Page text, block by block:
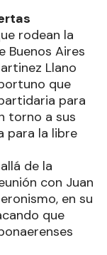
rodean la
Buenos Aires
Llano
que
para
torno a sus
para la libre
de la
con Juan
en su
que